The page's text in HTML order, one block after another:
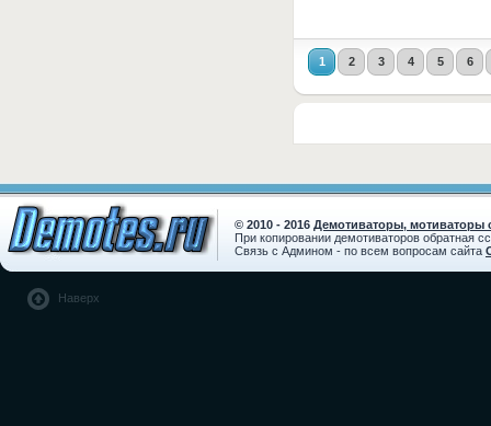
1 2 3 4 5 6
© 2010 - 2016 Демотиваторы, мотиваторы
При копировании демотиваторов обратная
Связь с Админом - по всем вопросам сайта
Наверх